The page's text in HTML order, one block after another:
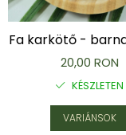
Karperec
Gyerek ékszerek
Nyaklánc / Medál
Barátság nyaklánc
Karperec
Haj kiegészítők
Fa karkötő -
20,00 RON
KÉSZLETEN
VARIÁNSOK